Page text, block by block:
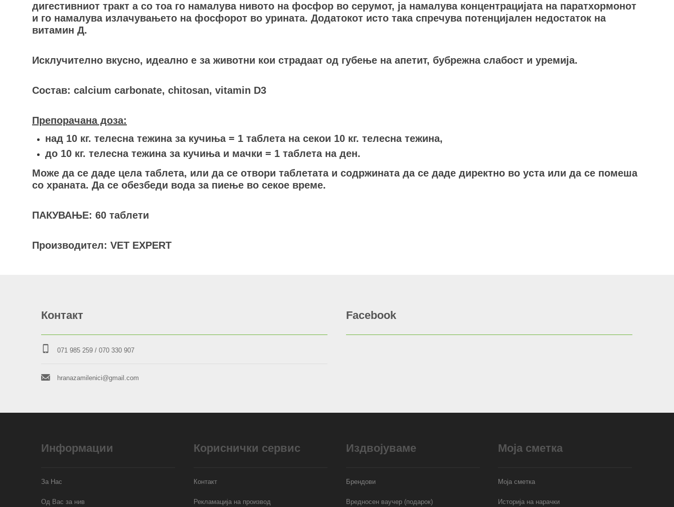
дигестивниот тракт а со тоа го намалува нивото на фосфор во серумот, ја намалува концентрацијата на паратхормонот
и го намалува излачувањето на фосфорот во урината. Додатокот исто така спречува потенцијален недостаток на
витамин Д.
Исклучително вкусно, идеално е за животни кои страдаат од губење на апетит, бубрежна слабост и уремија.
Состав: calcium carbonate, chitosan, vitamin D3
Препорачана доза:
над 10 кг. телесна тежина за кучиња = 1 таблета на секои 10 кг. телесна тежина,
до 10 кг. телесна тежина за кучиња и мачки = 1 таблета на ден.
Може да се даде цела таблета, или да се отвори таблетата и содржината да се даде директно во уста или да се помеша
со храната. Да се обезбеди вода за пиење во секое време.
ПАКУВАЊЕ: 60 таблети
Производител: VET EXPERT
Контакт
071 985 259/ 070 330 907
hranazamilenici@gmail.com
Facebook
Информации
За Нас
Од Вас за нив
Кориснички сервис
Контакт
Рекламација на производ
Издвојуваме
Брендови
Вредносен ваучер (подарок)
Моја сметка
Моја сметка
Историја на нарачки